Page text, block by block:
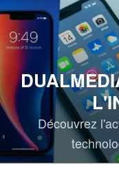
Aller
au
contenu
Découvrez